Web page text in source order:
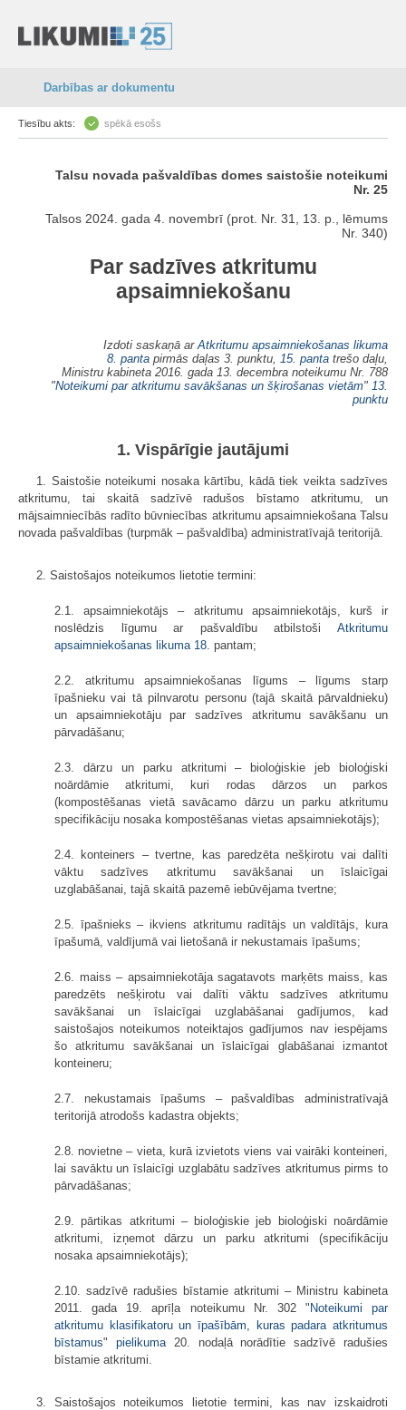
Darbības ar dokumentu
Tiesību akts: spēkā esošs
Talsu novada pašvaldības domes saistošie noteikumi
Nr. 25
Talsos 2024. gada 4. novembrī (prot. Nr. 31, 13. p., lēmums
Nr. 340)
Par sadzīves atkritumu
apsaimniekošanu
Izdoti saskaņā ar Atkritumu apsaimniekošanas likuma
8. panta pirmās daļas 3. punktu, 15. panta trešo daļu,
Ministru kabineta 2016. gada 13. decembra noteikumu Nr. 788
"Noteikumi par atkritumu savākšanas un šķirošanas vietām" 13.
punktu
1. Vispārīgie jautājumi
1. Saistošie noteikumi nosaka kārtību, kādā tiek veikta sadzīves
atkritumu, tai skaitā sadzīvē radušos bīstamo atkritumu, un
mājsaimniecībās radīto būvniecības atkritumu apsaimniekošana Talsu
novada pašvaldības (turpmāk – pašvaldība) administratīvajā teritorijā.
2. Saistošajos noteikumos lietotie termini:
2.1. apsaimniekotājs – atkritumu apsaimniekotājs, kurš ir
noslēdzis līgumu ar pašvaldību atbilstoši Atkritumu
apsaimniekošanas likuma 18. pantam;
2.2. atkritumu apsaimniekošanas līgums – līgums starp
īpašnieku vai tā pilnvarotu personu (tajā skaitā pārvaldnieku)
un apsaimniekotāju par sadzīves atkritumu savākšanu un
pārvadāšanu;
2.3. dārzu un parku atkritumi – bioloģiskie jeb bioloģiski
noārdāmie atkritumi, kuri rodas dārzos un parkos
(kompostēšanas vietā savācamo dārzu un parku atkritumu
specifikāciju nosaka kompostēšanas vietas apsaimniekotājs);
2.4. konteiners – tvertne, kas paredzēta nešķirotu vai dalīti
vāktu sadzīves atkritumu savākšanai un īslaicīgai
uzglabāšanai, tajā skaitā pazemē iebūvējama tvertne;
2.5. īpašnieks – ikviens atkritumu radītājs un valdītājs, kura
īpašumā, valdījumā vai lietošanā ir nekustamais īpašums;
2.6. maiss – apsaimniekotāja sagatavots marķēts maiss, kas
paredzēts nešķirotu vai dalīti vāktu sadzīves atkritumu
savākšanai un īslaicīgai uzglabāšanai gadījumos, kad
saistošajos noteikumos noteiktajos gadījumos nav iespējams
šo atkritumu savākšanai un īslaicīgai glabāšanai izmantot
konteineru;
2.7. nekustamais īpašums – pašvaldības administratīvajā
teritorijā atrodošs kadastra objekts;
2.8. novietne – vieta, kurā izvietots viens vai vairāki konteineri,
lai savāktu un īslaicīgi uzglabātu sadzīves atkritumus pirms to
pārvadāšanas;
2.9. pārtikas atkritumi – bioloģiskie jeb bioloģiski noārdāmie
atkritumi, izņemot dārzu un parku atkritumi (specifikāciju
nosaka apsaimniekotājs);
2.10. sadzīvē radušies bīstamie atkritumi – Ministru kabineta
2011. gada 19. aprīļa noteikumu Nr. 302 "Noteikumi par
atkritumu klasifikatoru un īpašībām, kuras padara atkritumus
bīstamus" pielikuma20. nodaļā norādītie sadzīvē radušies
bīstamie atkritumi.
3. Saistošajos noteikumos lietotie termini, kas nav izskaidroti